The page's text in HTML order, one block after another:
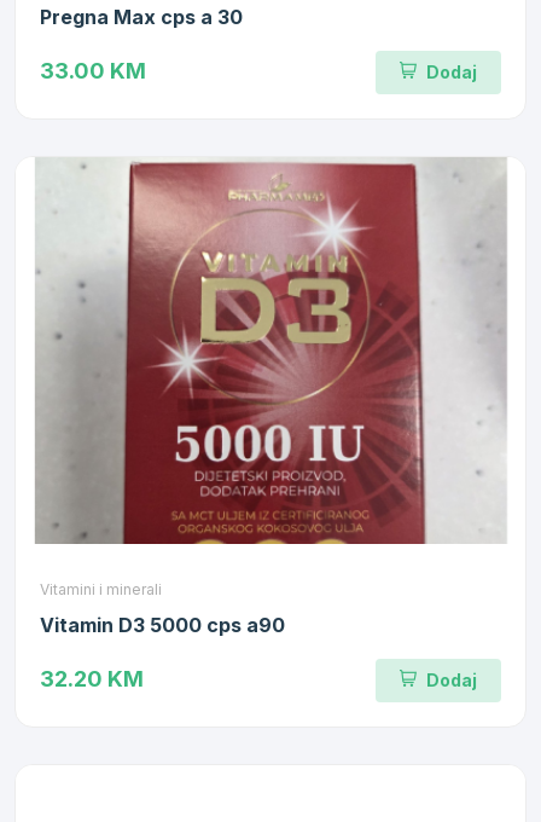
Pregna Max cps a 30
33.00 KM Dodaj
Vitamini i minerali
Vitamin D3 5000 cps a90
32.20 KM Dodaj